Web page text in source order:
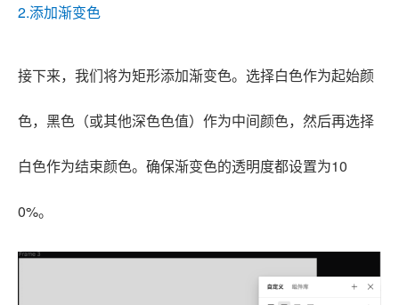
2.添加渐变色
接下来，我们将为矩形添加渐变色。选择白色作为起始颜
色，黑色（或其他深色色值）作为中间颜色，然后再选择
白色作为结束颜色。确保渐变色的透明度都设置为10
0%。